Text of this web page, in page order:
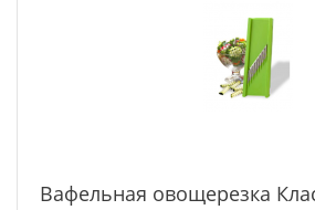
Вафельная овощерезка